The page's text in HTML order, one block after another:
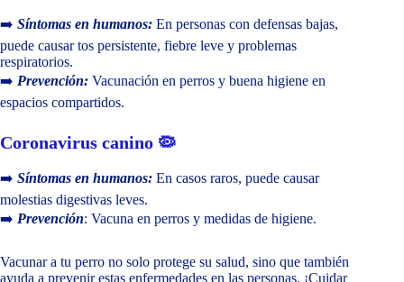
➡️ Síntomas en humanos: En personas con defensas bajas,
puede causar tos persistente, fiebre leve y problemas
respiratorios.
➡️ Prevención: Vacunación en perros y buena higiene en
espacios compartidos.
Coronavirus canino 🦠
➡️ Síntomas en humanos: En casos raros, puede causar
molestias digestivas leves.
➡️ Prevención: Vacuna en perros y medidas de higiene.
Vacunar a tu perro no solo protege su salud, sino que también
ayuda a prevenir estas enfermedades en las personas. ¡Cuidar